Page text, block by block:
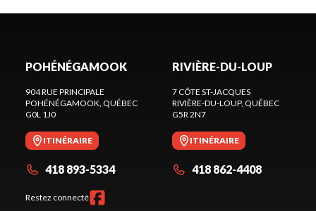
POHÉNÉGAMOOK
904 RUE PRINCIPALE
POHÉNÉGAMOOK, QUÉBEC
G0L 1J0
ITINÉRAIRE
418 893-5334
Restez connecté
RIVIÈRE-DU-LOUP
7 CÔTE ST-JACQUES
RIVIÈRE-DU-LOUP, QUÉBEC
G5R 2N7
ITINÉRAIRE
418 862-4408